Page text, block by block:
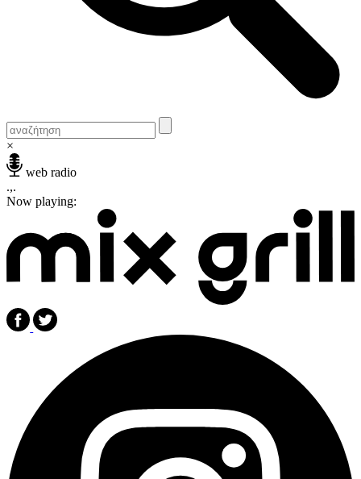
×
web radio
.,.
Now playing: